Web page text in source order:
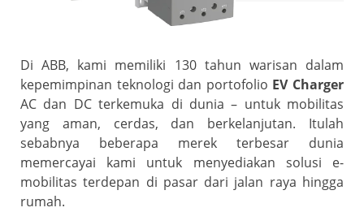
Di ABB, kami memiliki 130 tahun warisan dalam
kepemimpinan teknologi dan portofolio EV Charger
AC dan DC terkemuka di dunia – untuk mobilitas
yang aman, cerdas, dan berkelanjutan. Itulah
sebabnya beberapa merek terbesar dunia
memercayai kami untuk menyediakan solusi e-
mobilitas terdepan di pasar dari jalan raya hingga
rumah.